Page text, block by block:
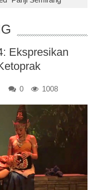
Ekspresikan
0 1008